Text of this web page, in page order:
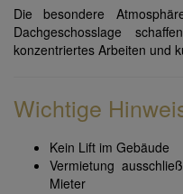
Die besondere
Dachgeschosslage
konzentriertes Arbeiten und
Wichtige
Kein Lift im Gebäude
Vermietung
Mieter